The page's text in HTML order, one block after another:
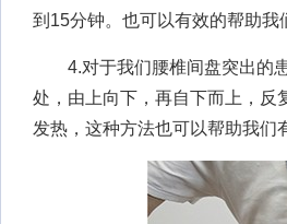
到15分钟。也可以有效的帮助
4.对于我们腰椎间盘突出的患
处，由上向下，再自下而上，反
发热，这种方法也可以帮助我们